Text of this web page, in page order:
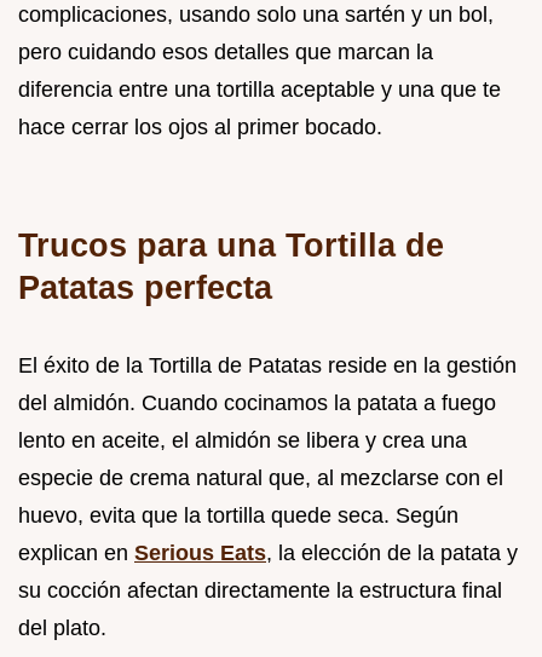
complicaciones, usando solo una sartén y un bol,
pero cuidando esos detalles que marcan la
diferencia entre una tortilla aceptable y una que te
hace cerrar los ojos al primer bocado.
Trucos para una Tortilla de
Patatas perfecta
El éxito de la Tortilla de Patatas reside en la gestión
del almidón. Cuando cocinamos la patata a fuego
lento en aceite, el almidón se libera y crea una
especie de crema natural que, al mezclarse con el
huevo, evita que la tortilla quede seca. Según
explican en Serious Eats, la elección de la patata y
su cocción afectan directamente la estructura final
del plato.